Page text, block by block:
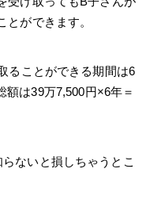
ができます。
ることができる期間は6
額は39万7,500円×6年＝
ないと損しちゃうとこ